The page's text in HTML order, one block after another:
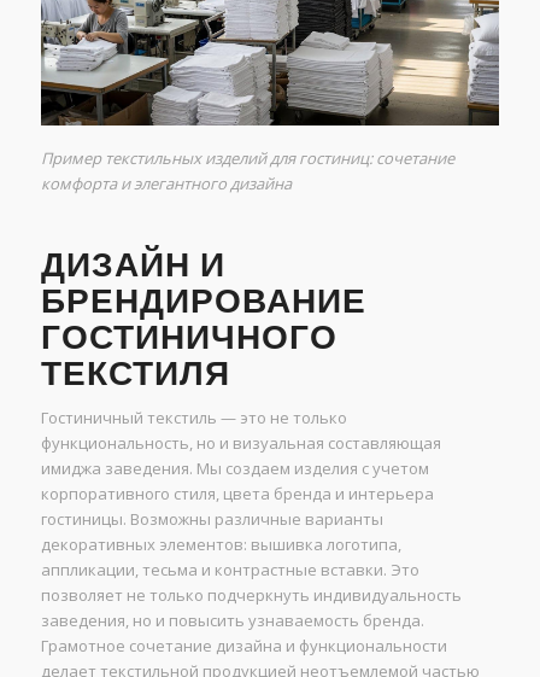
Пример текстильных изделий для гостиниц: сочетание
комфорта и элегантного дизайна
ДИЗАЙН И
БРЕНДИРОВАНИЕ
ГОСТИНИЧНОГО
ТЕКСТИЛЯ
Гостиничный текстиль — это не только
функциональность, но и визуальная составляющая
имиджа заведения. Мы создаем изделия с учетом
корпоративного стиля, цвета бренда и интерьера
гостиницы. Возможны различные варианты
декоративных элементов: вышивка логотипа,
аппликации, тесьма и контрастные вставки. Это
позволяет не только подчеркнуть индивидуальность
заведения, но и повысить узнаваемость бренда.
Грамотное сочетание дизайна и функциональности
делает текстильной продукцией неотъемлемой частью